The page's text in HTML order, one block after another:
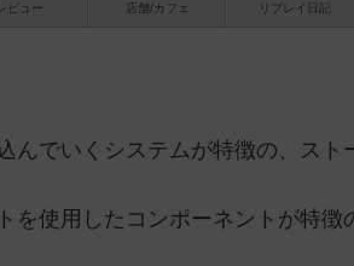
ビュー 店舗/カフェ リプレイ 日記
んでいくシステムが特徴の、スト
を使用したコンポーネントが特徴